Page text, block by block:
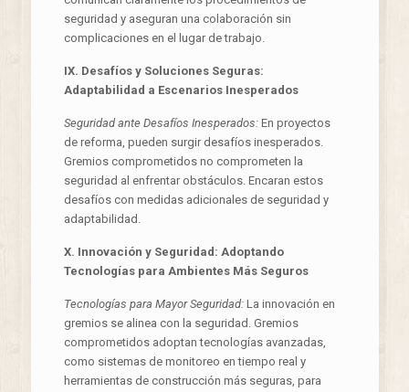
seguridad y aseguran una colaboración sin
complicaciones en el lugar de trabajo.
IX. Desafíos y Soluciones Seguras:
Adaptabilidad a Escenarios Inesperados
Seguridad ante Desafíos Inesperados:En proyectos
de reforma, pueden surgir desafíos inesperados.
Gremios comprometidos no comprometen la
seguridad al enfrentar obstáculos. Encaran estos
desafíos con medidas adicionales de seguridad y
adaptabilidad.
X. Innovación y Seguridad: Adoptando
Tecnologías para Ambientes Más Seguros
Tecnologías para Mayor Seguridad:La innovación en
gremios se alinea con la seguridad. Gremios
comprometidos adoptan tecnologías avanzadas,
como sistemas de monitoreo en tiempo real y
herramientas de construcción más seguras, para